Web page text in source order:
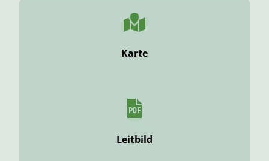
Karte
Leitbild